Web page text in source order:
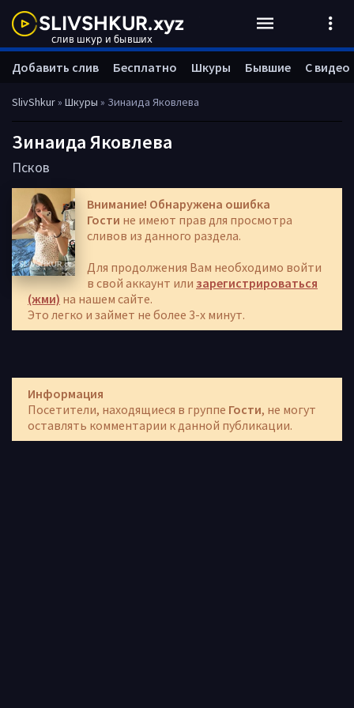
SlivShkur» Шкуры » Зинаида Яковлева
Зинаида Яковлева
Псков
Внимание! Обнаружена ошибка
Гости не имеют прав для просмотра
сливов из данного раздела.
Для продолжения Вам необходимо войти
в свой аккаунт или зарегистрироваться
(жми) на нашем сайте.
Это легко и займет не более 3-х минут.
Информация
Посетители, находящиеся в группе Гости, не могут
оставлять комментарии к данной публикации.
Добавить слив Бесплатно Шкуры Бывшие С видео